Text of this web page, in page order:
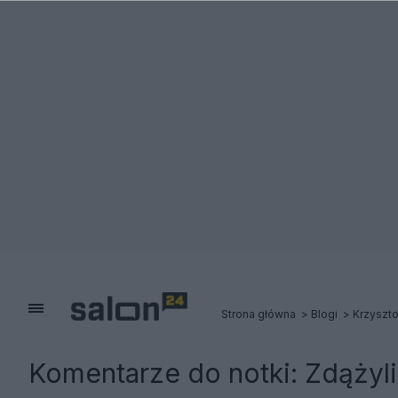
Strona główna Blogi
Komentarze do notki: Zdążyli